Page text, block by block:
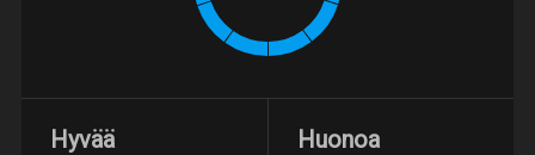
Hyvää Huonoa